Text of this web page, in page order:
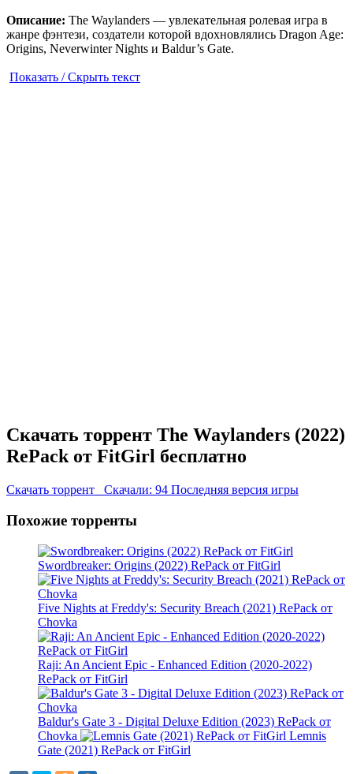
Описание: The Waylanders — увлекательная ролевая игра в
жанре фэнтези, создатели которой вдохновлялись Dragon Age:
Origins, Neverwinter Nights и Baldur’s Gate.
Показать / Скрыть текст
Скачать торрент The Waylanders (2022)
RePack от FitGirl бесплатно
Скачать торрент Скачали: 94 Последняя версия игры
Похожие торренты
Swordbreaker: Origins (2022) RePack от FitGirl
Five Nights at Freddy's: Security Breach (2021) RePack от
Chovka
Raji: An Ancient Epic - Enhanced Edition (2020-2022)
RePack от FitGirl
Baldur's Gate 3 - Digital Deluxe Edition (2023) RePack от
Chovka
Lemnis
Gate (2021) RePack от FitGirl